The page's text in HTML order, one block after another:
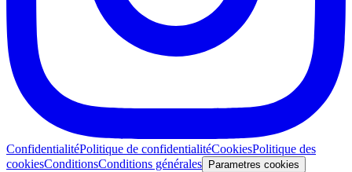
ConfidentialitéPolitique de confidentialitéCookiesPolitique des
cookiesConditionsConditions générales Parametres cookies